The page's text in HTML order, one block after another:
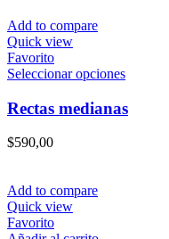
en
la
de
Add to compare
Quick view
Favorito
Seleccionar opcionesEste
tiene
múltiples
Rectas medianas
$590,00
Add to compare
Quick view
Favorito